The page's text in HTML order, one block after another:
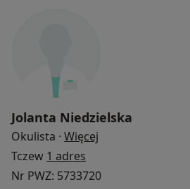
Jolanta Niedzielska
Okulista · Więcej
Tczew 1 adres
Nr PWZ: 5733720